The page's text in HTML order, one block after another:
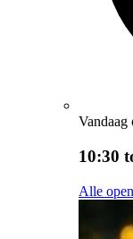
Vandaag
10:30
Alle